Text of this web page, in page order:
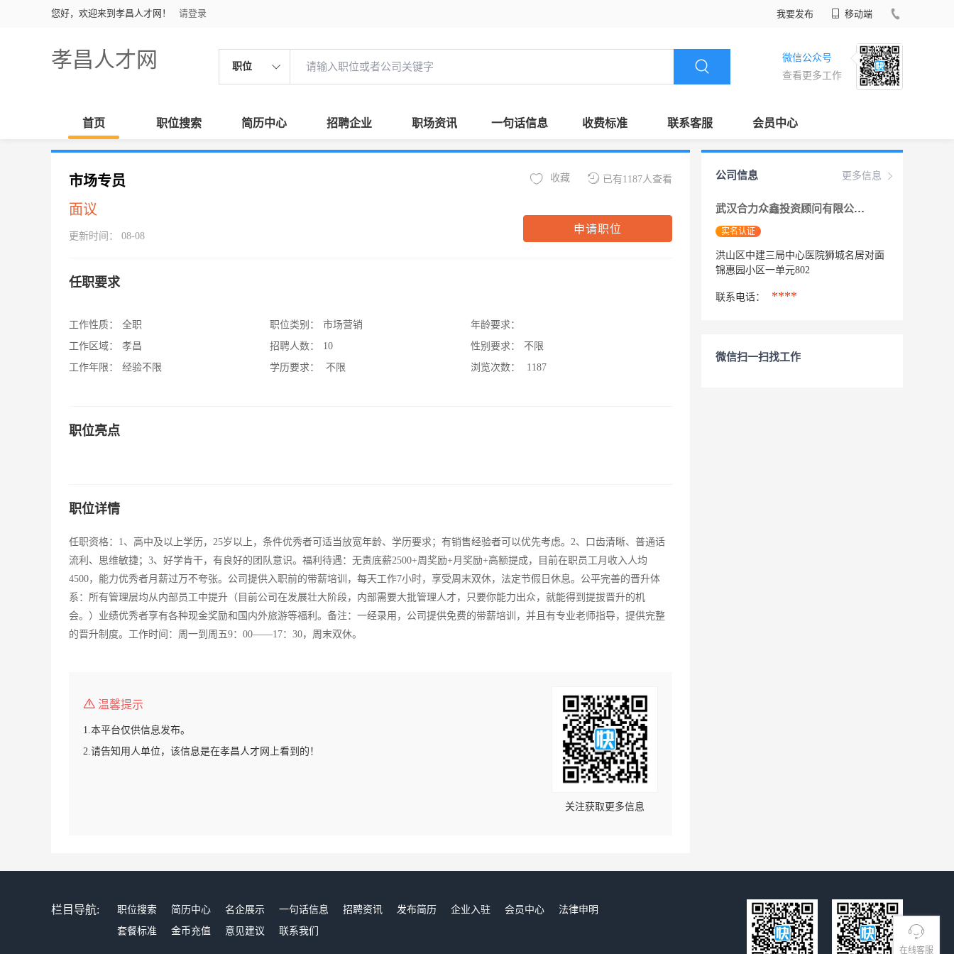
您好，欢迎来到孝昌人才网！ 请登录 我要发布 移动端
孝昌人才网 职位
微信公众号
查看更多工作
首页 职位搜索 简历中心 招聘企业 职场资讯 一句话信息 收费标准 联系客服 会员中心
在线客服
市场专员
面议
更新时间： 08-08
已有1187人查看
收藏
申请职位
任职要求
工作性质：
全职
工作区域：
孝昌
工作年限：
经验不限
职位类别：
市场营销
招聘人数：
10
学历要求：
不限
年龄要求：
性别要求：
不限
浏览次数：
1187
职位亮点
职位详情
任职资格：1、高中及以上学历，25岁以上，条件优秀者可适当放宽年龄、学历要求；有销售经验者可以优先考虑。2、口齿清晰、普通话
流利、思维敏捷；3、好学肯干，有良好的团队意识。福利待遇：无责底薪2500+周奖励+月奖励+高额提成，目前在职员工月收入人均
4500，能力优秀者月薪过万不夸张。公司提供入职前的带薪培训，每天工作7小时，享受周末双休，法定节假日休息。公平完善的晋升体
系：所有管理层均从内部员工中提升（目前公司在发展壮大阶段，内部需要大批管理人才，只要你能力出众，就能得到提拔晋升的机
会。）业绩优秀者享有各种现金奖励和国内外旅游等福利。备注：一经录用，公司提供免费的带薪培训，并且有专业老师指导，提供完整
的晋升制度。工作时间：周一到周五9：00——17：30，周末双休。
温馨提示
1.本平台仅供信息发布。
2.请告知用人单位，该信息是在孝昌人才网上看到的！
关注获取更多信息
更多信息
公司信息
武汉合力众鑫投资顾问有限公司
实名认证
洪山区中建三局中心医院狮城名居对面
锦惠园小区一单元802
联系电话： ****
微信扫一扫找工作
栏目导航: 职位搜索 简历中心 名企展示 一句话信息 招聘资讯 发布简历 企业入驻 会员中心
法律申明
套餐标准
金币充值 意见建议 联系我们